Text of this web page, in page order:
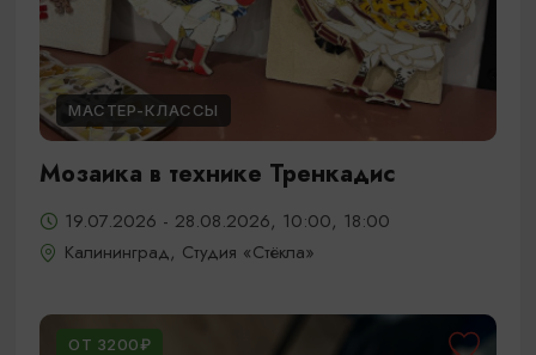
МАСТЕР-КЛАССЫ
Мозаика в технике Тренкадис
19.07.2026 - 28.08.2026, 10:00, 18:00
Калининград, Студия «Стёкла»
ОТ 3200₽